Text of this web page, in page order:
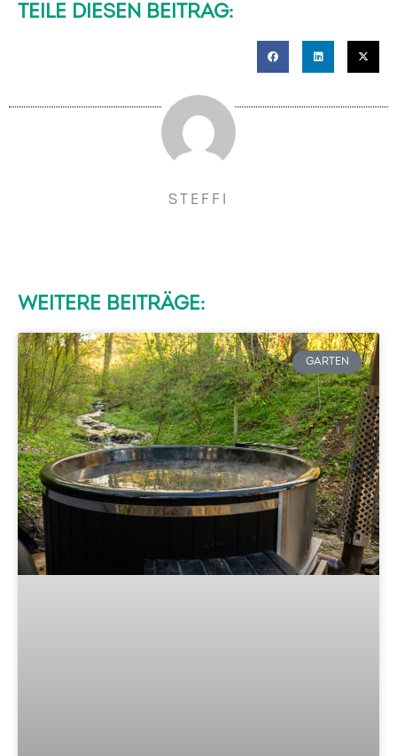
TEILE DIESEN BEITRAG:
STEFFI
WEITERE BEITRÄGE:
GARTEN